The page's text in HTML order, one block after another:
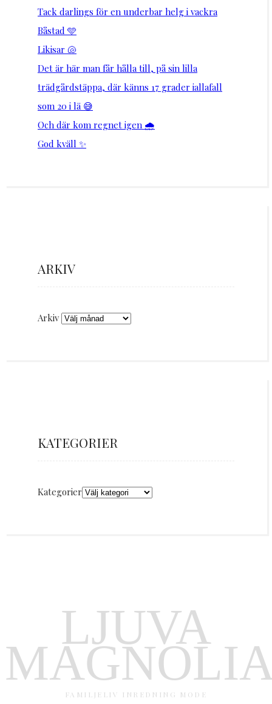
Tack darlings för en underbar helg i vackra
Båstad 🩵
Likisar 🐚
Det är här man får hålla till, på sin lilla
trädgårdstäppa, där känns 17 grader iallafall
som 20 i lä 😅
Och där kom regnet igen 🌧️
God kväll ✨
ARKIV
Arkiv
KATEGORIER
Kategorier
LJUVA
FAMILJELIV INREDNING MODE